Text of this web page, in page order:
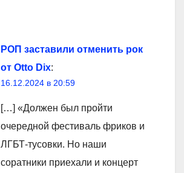
РОП заставили отменить рок
от Otto Dix:
16.12.2024 в 20:59
[…] «Должен был пройти
очередной фестиваль фриков и
ЛГБТ-тусовки. Но наши
соратники приехали и концерт